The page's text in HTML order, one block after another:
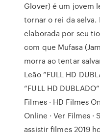
Glover) é um jovem
tornar o rei da
elaborada por seu
com que Mufasa
morra ao tentar
Leão ”FULL HD
”FULL HD
Filmes · HD Filmes
Online · Ver Filmes ·
assistir filmes 2019